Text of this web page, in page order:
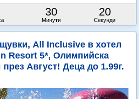
30
Минути
19
Секунди
All Inclusive в хотел
Resort 5*, Олимпийска
Август! Деца до 1.99г.